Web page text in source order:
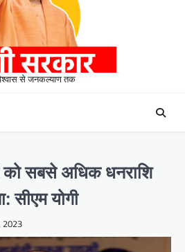
से जनकल्याण तक
को सबसे अधिक धनराशि
सीएम योगी
2023